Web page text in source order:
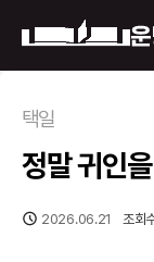
운명
미래
택일
정말 귀인
2026.06.21 조회